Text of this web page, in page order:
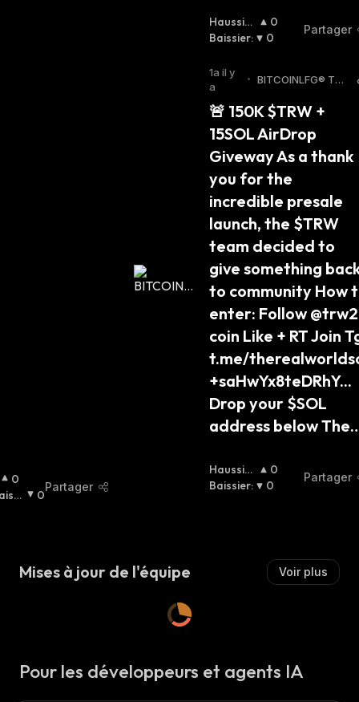
0
0
Partager
Haussier
:
0
Baissier: 0
Partager
1a il y
a
• BITCOINLFG® Twit
🚨 150K $TRW +
15SOL AirDrop
Giveway As a thank
you for the
incredible presale
launch, the $TRW
team decided to
give something
to community How
enter: Follow @trw2
coin Like + RT Join
t.me/
+saHwYx8teDRhY...
Drop your $SOL
address below
Haussier
:
0
Baissier: 0
Partager
Mises à jour de l'équipe Voir plus
Pour les développeurs et agents IA